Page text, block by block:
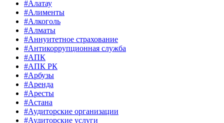
#Алатау
#Алименты
#Алкоголь
#Алматы
#Аннуитетное страхование
#Антикоррупционная служба
#АПК
#АПК РК
#Арбузы
#Аренда
#Аресты
#Астана
#Аудиторские организации
#Аудиторские услуги